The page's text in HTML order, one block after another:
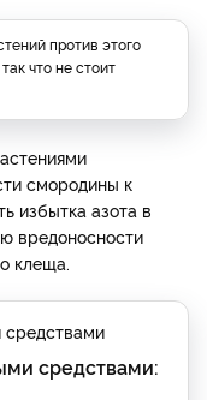
против этого
что не стоит
смородины к
избытка азота в
вредоносности
клеща.
средствами: